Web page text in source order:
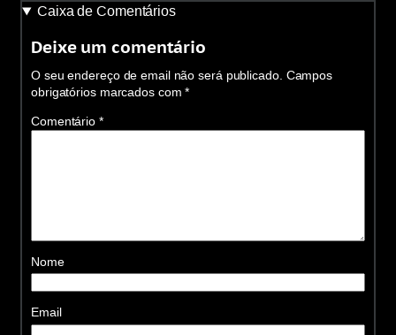
Caixa de Comentários
Deixe um comentário
O seu endereço de email não será publicado. Campos
obrigatórios marcados com*
Comentário *
Nome
Email